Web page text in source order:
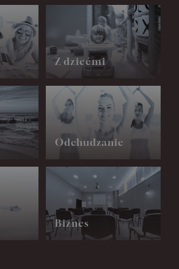
Z dziećmi
Odchudzanie
Biznes